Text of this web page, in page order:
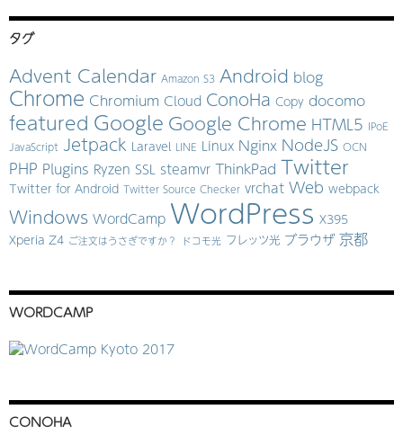
タグ
Advent Calendar Amazon S3 Android blog
Chrome Chromium Cloud ConoHa Copy docomo
featured Google Google Chrome HTML5 IPoE
JavaScript Jetpack Laravel LINE Linux Nginx NodeJS OCN
PHP Plugins Ryzen SSL steamvr ThinkPad Twitter
Twitter for Android Twitter Source Checker vrchat Web webpack
Windows WordCamp WordPress X395
Xperia Z4 ご注文はうさぎですか？ ドコモ光 フレッツ光 ブラウザ 京都
WORDCAMP
CONOHA